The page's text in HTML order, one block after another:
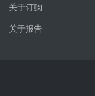
关于订购
关于报告